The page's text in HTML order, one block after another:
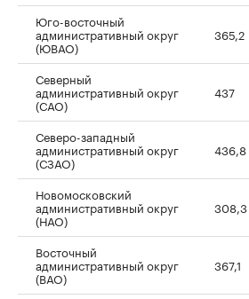
Юго-восточный
административный округ
(ЮВАО)
365,2
Северный
административный округ
(САО)
437
Северо-западный
административный округ
(СЗАО)
436,8
Новомосковский
административный округ
(НАО)
308,3
Восточный
административный округ
(ВАО)
367,1